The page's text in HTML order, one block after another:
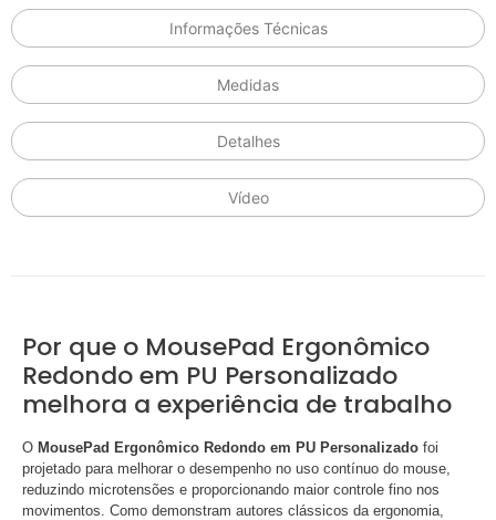
Informações Técnicas
Medidas
Detalhes
Vídeo
Por que o MousePad Ergonômico
Redondo em PU Personalizado
melhora a experiência de trabalho
O MousePad Ergonômico Redondo em PU Personalizado foi
projetado para melhorar o desempenho no uso contínuo do mouse,
reduzindo microtensões e proporcionando maior controle fino nos
movimentos. Como demonstram autores clássicos da ergonomia,